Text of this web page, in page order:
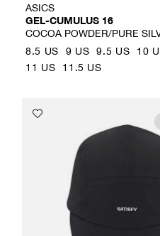
ASICS
GEL-CUMULUS 16
COCOA POWDER/PURE
8.5 US 9 US 9.5 US 10
11 US
11.5 US